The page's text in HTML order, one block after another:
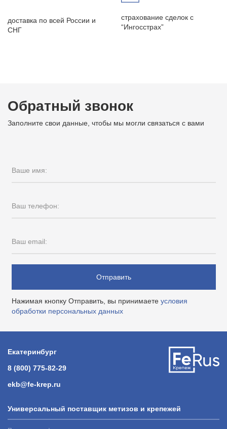
доставка по всей России и
СНГ
страхование сделок с
“Ингосстрах”
Обратный звонок
Заполните свои данные, чтобы мы могли связаться с вами
Ваше имя:
Ваш телефон:
Ваш email:
Отправить
Нажимая кнопку Отправить, вы принимаете условия
обработки персональных данных
Екатеринбург
8 (800) 775-82-29
ekb@fe-krep.ru
Универсальный поставщик метизов и крепежей